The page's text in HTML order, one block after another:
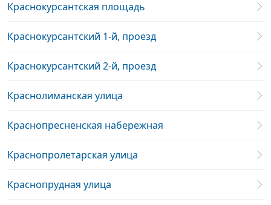
Краснокурсантская площадь
Краснокурсантский 1-й, проезд
Краснокурсантский 2-й, проезд
Краснолиманская улица
Краснопресненская набережная
Краснопролетарская улица
Краснопрудная улица